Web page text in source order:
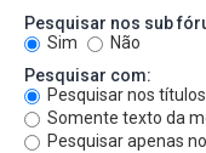
Pesquisar nos sub
Sim
Não
Pesquisar com:
Pesquisar nos
Somente texto da
Pesquisar apenas